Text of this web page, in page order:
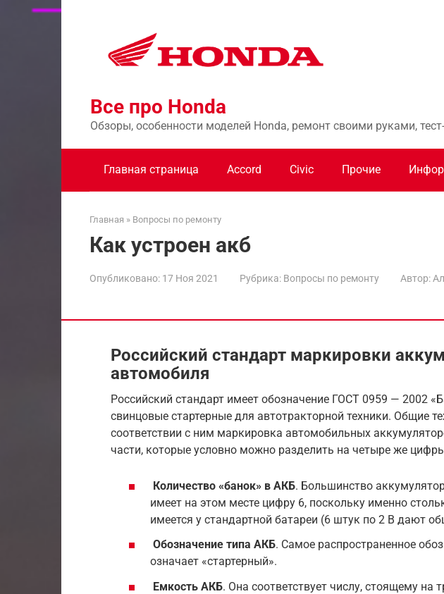
Перейти
Все про Honda
Обзоры, особенности моделей Honda, ремонт своими руками,
Главная страница Accord Civic Прочие
Главная » Вопросы по ремонту
Как устроен акб
Опубликовано: 17 Ноя 2021 Рубрика: Вопросы по ремонту Автор:
Российский стандарт маркировки
автомобиля
Российский стандарт имеет обозначение ГОСТ 0959 — 2002
свинцовые стартерные для автотракторной техники. Общие
соответствии с ним маркировка автомобильных
части, которые условно можно разделить на четыре же
Количество «банок» в АКБ. Большинство
имеет на этом месте цифру 6, поскольку именно
имеется у стандартной батареи (6 штук по 2 В дают
Обозначение типа АКБ. Самое распространенное
означает «стартерный».
Емкость АКБ. Она соответствует числу, стоящему на